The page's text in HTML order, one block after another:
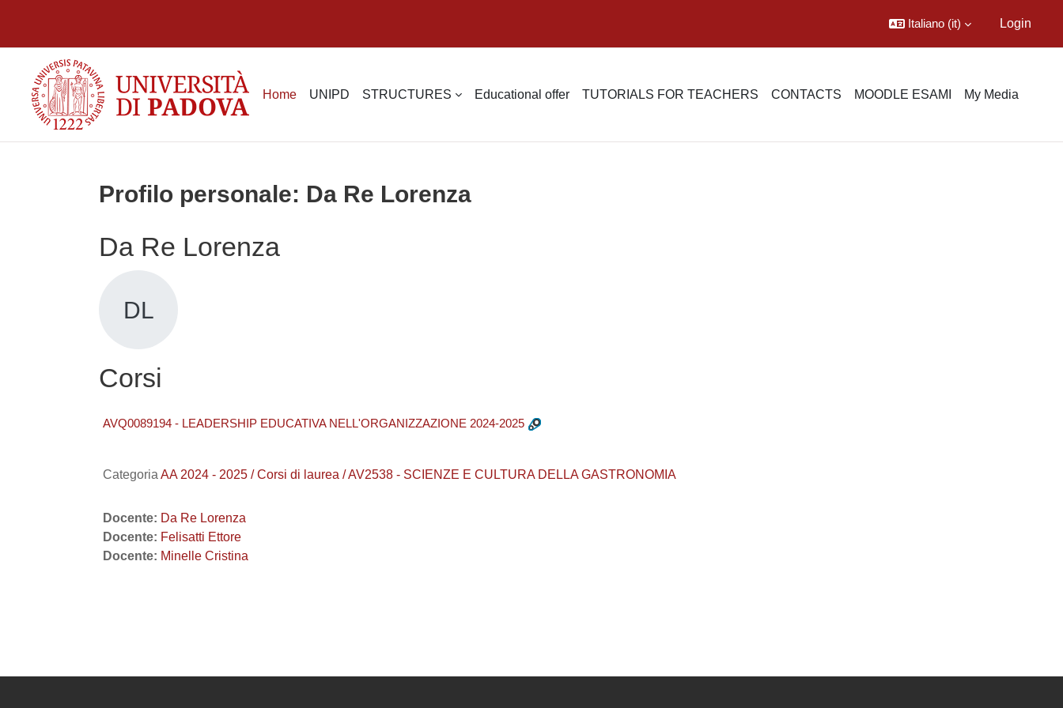
Italiano ‎(it)‎ Login
Home UNIPD STRUCTURES Educational offer TUTORIALS FOR TEACHERS CONTACTS MOODLE ESAMI My Media
Profilo personale: Da Re Lorenza
Da Re Lorenza
DL
Corsi
AVQ0089194 - LEADERSHIP EDUCATIVA NELL'ORGANIZZAZIONE 2024-2025
Categoria AA 2024 - 2025 / Corsi di laurea / AV2538 - SCIENZE E CULTURA DELLA GASTRONOMIA
Docente: Da Re Lorenza
Docente: Felisatti Ettore
Docente: Minelle Cristina